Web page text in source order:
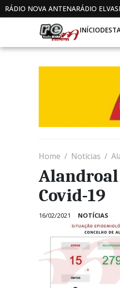
RÁDIO NOVA ANTENARÁDIO ELVAS
INÍCIO
Home Notícias
Covid-19
16/02/2021 NOTÍCIAS